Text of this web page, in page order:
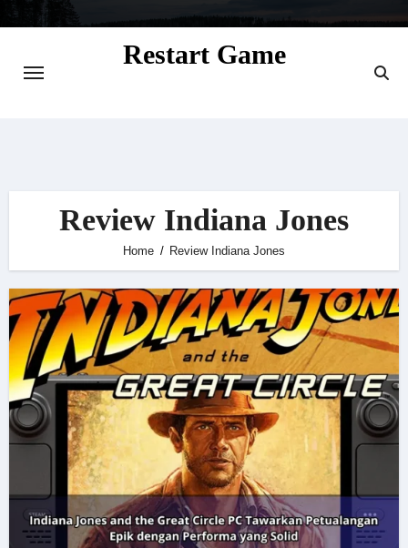
Restart Game
Review Indiana Jones
Home Review Indiana Jones